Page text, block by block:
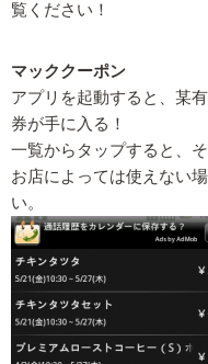
覧ください！
マッククーポン
アプリを起動すると、某
券が手に入る！
一覧からタップすると、
お店によっては使えない
い。